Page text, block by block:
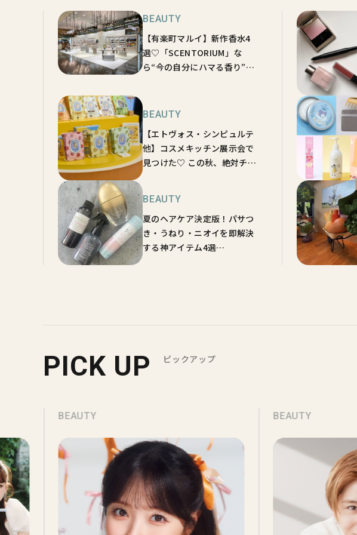
BEAUTY
【有楽町マルイ】新作香水4
選♡「SCENTORIUM」な
ら“今の自分にハマる香り”が
BEAUTY
【エトヴォス・シンピュルテ
他】コスメキッチン展示会で
見つけた♡ この秋、絶対チェ
BEAUTY
夏のヘアケア決定版！パサつ
き・うねり・ニオイを即解決
する神アイテム4選
PICK UP ピックアップ
BEAUTY BEAUTY